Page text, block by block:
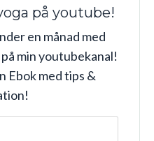
på youtube!
en månad med
min youtubekanal!
Ebok med tips &